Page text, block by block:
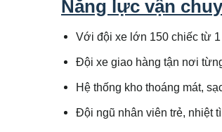
Năng lực vận
Với đội xe lớn 150 chiếc từ
Đội xe giao hàng tận nơi
Hệ thống kho thoáng mát,
Đội ngũ nhân viên trẻ, nhiệt